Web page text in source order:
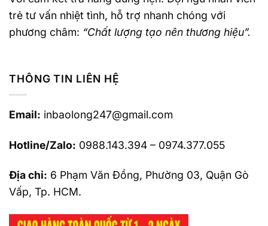
trẻ tư vấn nhiệt tình, hỗ trợ nhanh chóng với
phương châm: “Chất lượng tạo nên thương hiệu”.
THÔNG TIN LIÊN HỆ
Email: inbaolong247@gmail.com
Hotline/Zalo: 0988.143.394 – 0974.377.055
Địa chỉ: 6 Phạm Văn Đồng, Phường 03, Quận Gò
Vấp, Tp. HCM.